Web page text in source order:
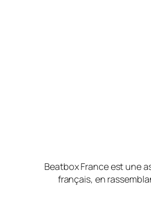
Beatbox France est une
français, en